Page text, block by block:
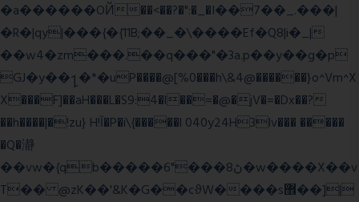
�a������OЙ��<��?�":�_�I��7��_.���|
�R�|qy|���{�{11B;��_�\����Ef�Q8|i�_|
��w4�zm���.��q���"�3a.p��y��g�p
GJ�y��႑�*�uP����@[%0���h\&4@������}o^Vm^X
X���F]��aH���L�S9:4�l��=�@�jV�=�Dx��?
��h����|�!zu} H!Ī�P�i\{�����l 040y24H3lv��� �����
�Q�瀞
��vw�{qb�����6"���8ڻ�w����X��v
T�� @zK��'&K�G��cϑW����s޾��]|